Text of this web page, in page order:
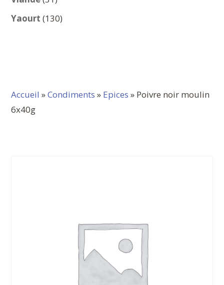
produits
Yaourt 130130
Accueil »Condiments » Epices » Poivre noir moulin
6x40g